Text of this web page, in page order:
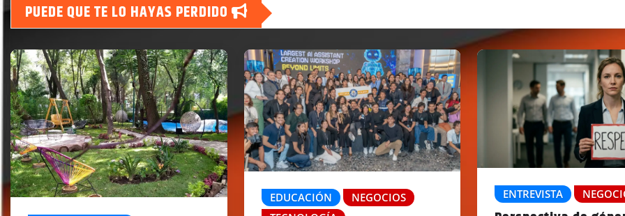
PUEDE QUE TE LO HAYAS PERDIDO
EDUCACIÓN
NEGOCIOS
ENTREVISTA